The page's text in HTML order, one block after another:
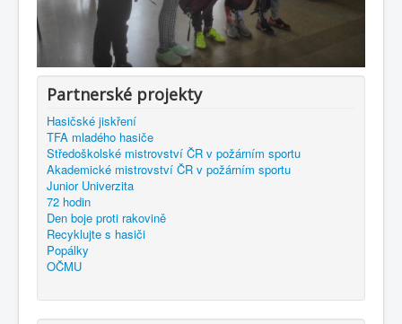
Partnerské projekty
Hasičské jiskření
TFA mladého hasiče
Středoškolské mistrovství ČR v požárním sportu
Akademické mistrovství ČR v požárním sportu
Junior Univerzita
72 hodin
Den boje proti rakovině
Recyklujte s hasiči
Popálky
OČMU